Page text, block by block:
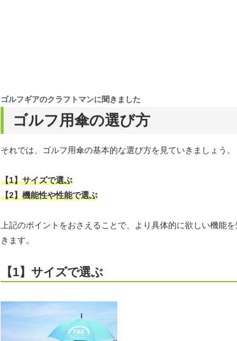
ゴルフ用傘の選び方
ゴルフギアのクラフトマンに聞きました
それでは、ゴルフ用傘の基本的な選び方を見ていきましょう。
【1】サイズで選ぶ
【2】機能性や性能で選ぶ
上記のポイントをおさえることで、より具体的に欲しい機能
きます。
【1】サイズで選ぶ